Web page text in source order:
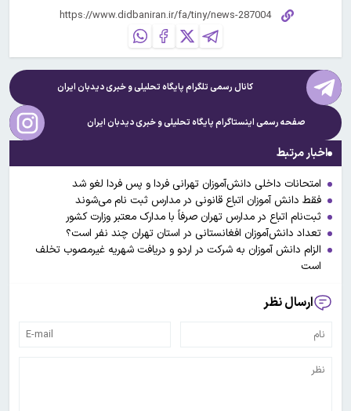
کانال رسمی تلگرام پایگاه تحلیلی و خبریدیدبان ایران
صفحه رسمی اینستاگرام پایگاه تحلیلی و خبریدیدبان ایران
اخبار مرتبط
امتحانات داخلی دانش‌آموزان تهرانی فردا و پس فردا لغو شد
فقط دانش آموزان اتباع قانونی در مدارس ثبت نام می‌شوند
ثبت‌نام اتباع در مدارس تهران صرفاً با مدارک معتبر وزارت کشور
تعداد دانش‌آموزان افغانستانی در استان تهران چند نفر است؟
الزام دانش آموزان به شرکت در اردو و دریافت شهریه غیرمصوب تخلف
است
ارسال نظر